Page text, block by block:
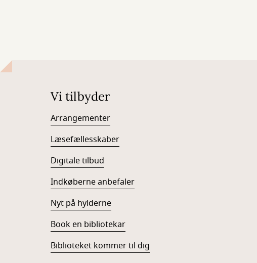
Vi tilbyder
Arrangementer
Læsefællesskaber
Digitale tilbud
Indkøberne anbefaler
Nyt på hylderne
Book en bibliotekar
Biblioteket kommer til dig